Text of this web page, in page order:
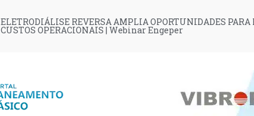
ELETRODIÁLISE REVERSA AMPLIA OPORTUNIDADES
CUSTOS OPERACIONAIS | Webinar Engeper